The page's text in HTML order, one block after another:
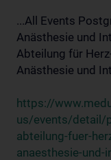
...All Events
Anästhesie und
Abteilung für
Anästhesie und
https://
us/events/detail/
abteilung-fuer-
anaesthesie-und-